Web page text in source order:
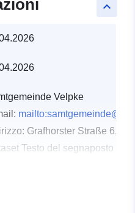
keyboard_arrow_up
Velpke
Grafhorster Straße 6,
Testo del segnaposto